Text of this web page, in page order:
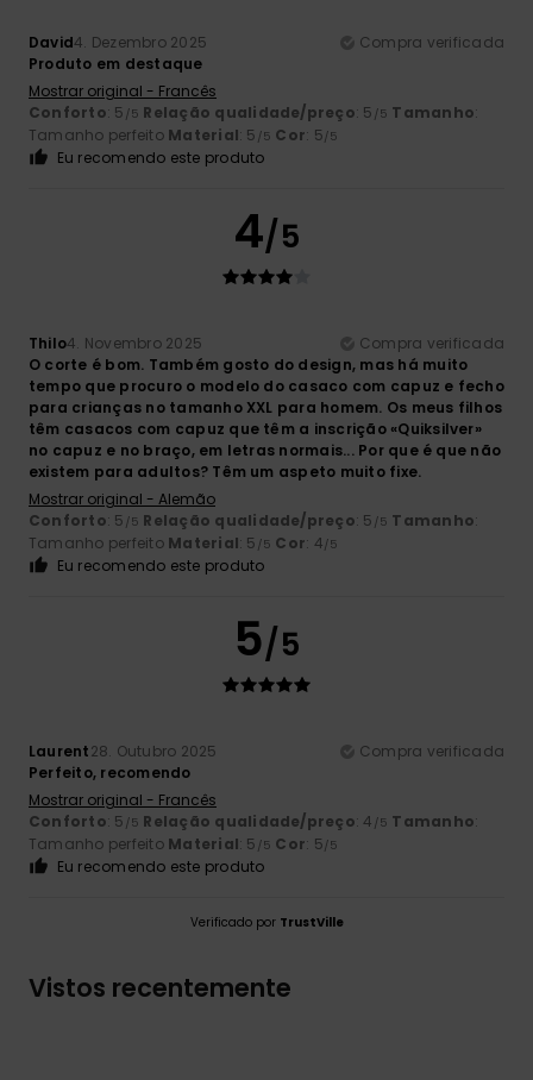
David4. Dezembro 2025
Compra verificada
Produto em destaque
Mostrar original - Francês
Conforto: 5 /5 Relação qualidade/preço: 5 /5 Tamanho:
Tamanho perfeito Material: 5 /5 Cor: 5/5
Eu recomendo este produto
4/5
Thilo4. Novembro 2025
Compra verificada
O corte é bom. Também gosto do design, mas há muito
tempo que procuro o modelo do casaco com capuz e fecho
para crianças no tamanho XXL para homem. Os meus filhos
têm casacos com capuz que têm a inscrição «Quiksilver»
no capuz e no braço, em letras normais... Por que é que não
existem para adultos? Têm um aspeto muito fixe.
Mostrar original - Alemão
Conforto: 5 /5 Relação qualidade/preço: 5 /5 Tamanho:
Tamanho perfeito Material: 5 /5 Cor: 4/5
Eu recomendo este produto
5/5
Laurent28. Outubro 2025
Compra verificada
Perfeito, recomendo
Mostrar original - Francês
Conforto: 5 /5 Relação qualidade/preço: 4 /5 Tamanho:
Tamanho perfeito Material: 5 /5 Cor: 5/5
Eu recomendo este produto
Verificado por TrustVille
Vistos recentemente